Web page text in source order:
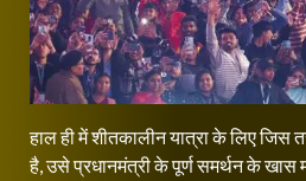
हाल ही में शीतकालीन यात्रा के लिए जिस
है, उसे प्रधानमंत्री के पूर्ण समर्थन के खास